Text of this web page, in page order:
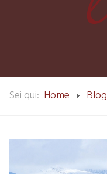
Sei qui: Home Blog